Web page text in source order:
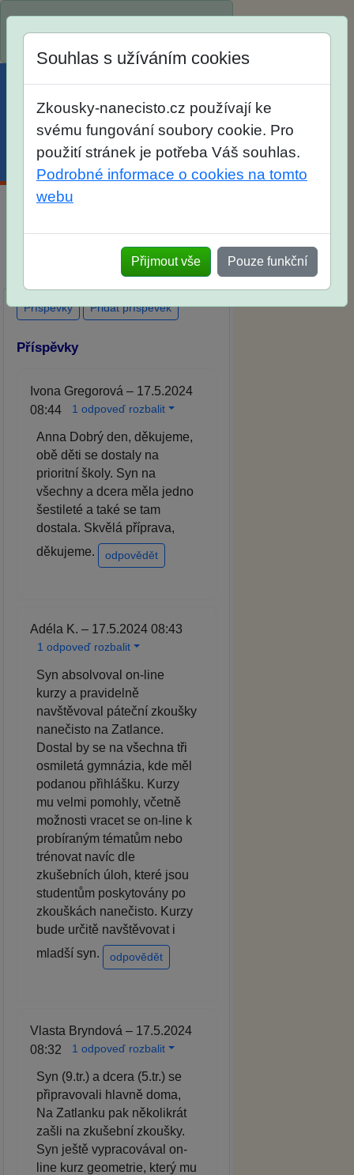
Menu Účet Košík
na SŠ? Vaše ohlasy po skutečných
přijímacích zkouškách
Souhlas s užíváním cookies
Zkousky-nanecisto.cz používají ke
svému fungování soubory cookie. Pro
použití stránek je potřeba Váš souhlas.
Podrobné informace o cookies na tomto
webu
Přijmout vše Pouze funkční
Příspěvky Přidat příspěvek
Příspěvky
Ivona Gregorová – 17.5.2024
08:44
1 odpoveď rozbalit
Anna Dobrý den, děkujeme,
obě děti se dostaly na
prioritní školy. Syn na
všechny a dcera měla jedno
šestileté a také se tam
dostala. Skvělá příprava,
děkujeme.
odpovědět
Adéla K. – 17.5.2024 08:43
1 odpoveď rozbalit
Syn absolvoval on-line
kurzy a pravidelně
navštěvoval páteční zkoušky
nanečisto na Zatlance.
Dostal by se na všechna tři
osmiletá gymnázia, kde měl
podanou přihlášku. Kurzy
mu velmi pomohly, včetně
možnosti vracet se on-line k
probíraným tématům nebo
trénovat navíc dle
zkušebních úloh, které jsou
studentům poskytovány po
zkouškách nanečisto. Kurzy
bude určitě navštěvovat i
mladší syn.
odpovědět
Vlasta Bryndová – 17.5.2024
08:32
1 odpoveď rozbalit
Syn (9.tr.) a dcera (5.tr.) se
připravovali hlavně doma,
Na Zatlanku pak několikrát
zašli na zkušební zkoušky.
Syn ještě vypracovával on-
line kurz geometrie, který mu